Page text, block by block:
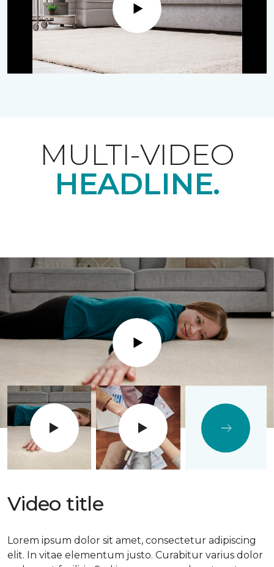
Play
MULTI-VIDEO
HEADLINE.
Play
Video title
Lorem ipsum dolor sit amet, consectetur adipiscing
elit. In vitae elementum justo. Curabitur varius dolor